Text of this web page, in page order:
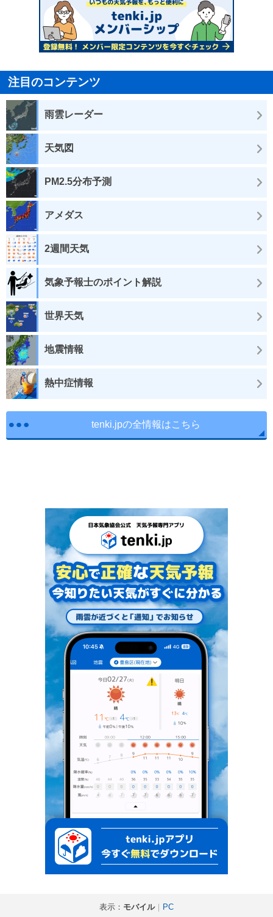
注目のコンテンツ
雨雲レーダー
天気図
PM2.5分布予測
アメダス
2週間天気
気象予報士のポイント解説
世界天気
地震情報
熱中症情報
tenki.jpの全情報はこちら
表示： モバイル｜ PC